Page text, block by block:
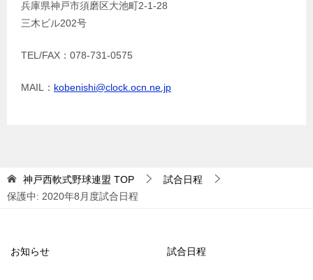
兵庫県神戸市須磨区大池町2-1-28
三木ビル202号
TEL/FAX：078-731-0575
MAIL： kobenishi@clock.ocn.ne.jp
神戸西軟式野球連盟 TOP
試合日程
保護中: 2020年8月度試合日程
お知らせ 試合日程